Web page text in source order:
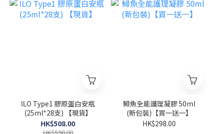
ILO Type1 膠原蛋白安瓶
(25ml*28支) 【現貨】
HK$508.00
鱘魚全能護理凝膠 50ml
(新包裝)【買一送一】
HK$298.00